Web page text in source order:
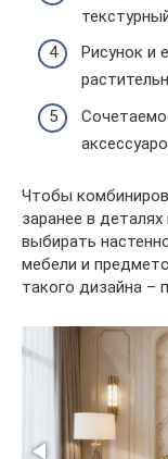
Рисунок и
Чтобы
заранее в
выбирать
мебели и
такого дизайна –